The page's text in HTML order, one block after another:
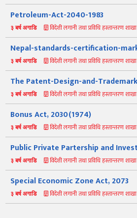
Petroleum-Act-2040-1983
३ बर्ष अगाडि विदेशी लगानी तथा प्रविधि हस्तान्तरण शाखा
Nepal-standards-certification-
३ बर्ष अगाडि विदेशी लगानी तथा प्रविधि हस्तान्तरण शाखा
The Patent-Design-and-
३ बर्ष अगाडि विदेशी लगानी तथा प्रविधि हस्तान्तरण शाखा
Bonus Act, 2030(1974)
३ बर्ष अगाडि विदेशी लगानी तथा प्रविधि हस्तान्तरण शाखा
Public Private Partership and
३ बर्ष अगाडि विदेशी लगानी तथा प्रविधि हस्तान्तरण शाखा
Special Economic Zone Act, 2073
३ बर्ष अगाडि विदेशी लगानी तथा प्रविधि हस्तान्तरण शाखा
नमस्ते, यहाँहरुलाई
सहायक ।
बोलपत्र
स्कीम